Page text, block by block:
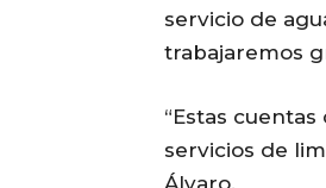
servicio de
trabajaremos
“Estas
servicios de